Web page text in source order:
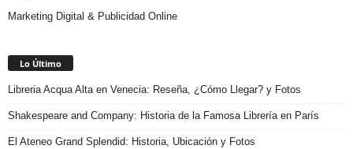
Marketing Digital & Publicidad Online
Lo Último
Libreria Acqua Alta en Venecia: Reseña, ¿Cómo Llegar? y Fotos
Shakespeare and Company: Historia de la Famosa Librería en París
El Ateneo Grand Splendid: Historia, Ubicación y Fotos